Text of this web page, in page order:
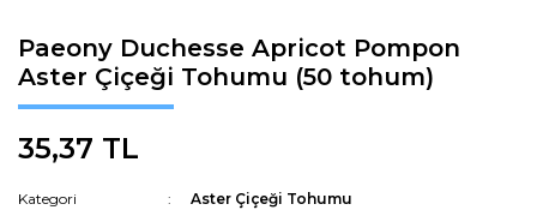
Paeony Duchesse Apricot Pompon
Aster Çiçeği Tohumu (50 tohum)
35,37 TL
Kategori
Aster Çiçeği Tohumu